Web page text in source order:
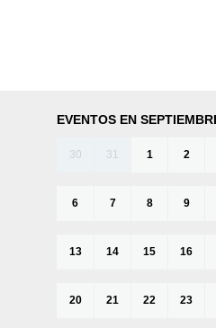
EVENTOS EN
30 31 1 2
6 7 8 9
13 14 15 16
20 21 22 23